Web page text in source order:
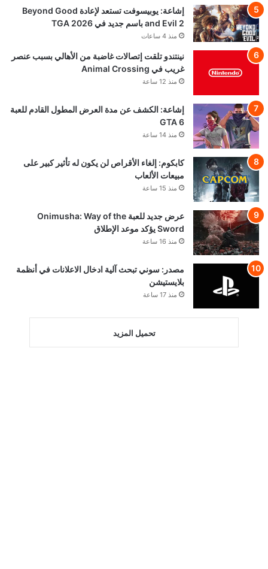
إشاعة: يوبيسوفت تستعد لإعادة Beyond Good
and Evil 2 باسم جديد في TGA 2026
منذ 4 ساعات
نينتندو تلقت إتصالات غاضبة من الأهالي بسبب عنصر
غريب في Animal Crossing
منذ 12 ساعة
إشاعة: الكشف عن مدة العرض المطول القادم للعبة
GTA 6
منذ 14 ساعة
كابكوم: إلغاء الأقراص لن يكون له تأثير كبير على
مبيعات الألعاب
منذ 15 ساعة
عرض جديد للعبة Onimusha: Way of the
Sword يؤكد موعد الإطلاق
منذ 16 ساعة
مصدر: سوني تبحث آلية ادخال الاعلانات في أنظمة
بلايستيشن
منذ 17 ساعة
تحميل المزيد